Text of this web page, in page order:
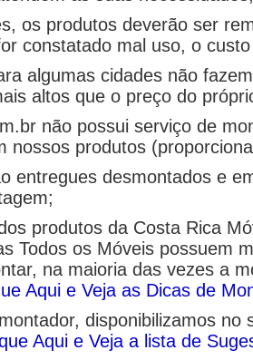
os produtos deverão ser
constatado mal uso, o
algumas cidades não
altos que o preço do
não possui serviço de
nossos produtos
entregues desmontados e
produtos da Costa Rica
Todos os Móveis possuem
na maioria das vezes a
Aqui e Veja as Dicas de
disponibilizamos no
Aqui e Veja a lista de